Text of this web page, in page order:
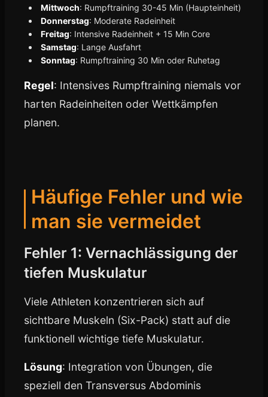
Mittwoch: Rumpftraining 30-45 Min (Haupteinheit)
Donnerstag: Moderate Radeinheit
Freitag: Intensive Radeinheit + 15 Min Core
Samstag: Lange Ausfahrt
Sonntag: Rumpftraining 30 Min oder Ruhetag
Regel: Intensives Rumpftraining niemals vor
harten Radeinheiten oder Wettkämpfen
planen.
Häufige Fehler und wie
man sie vermeidet
Fehler 1: Vernachlässigung der
tiefen Muskulatur
Viele Athleten konzentrieren sich auf
sichtbare Muskeln (Six-Pack) statt auf die
funktionell wichtige tiefe Muskulatur.
Lösung: Integration von Übungen, die
speziell den Transversus Abdominis